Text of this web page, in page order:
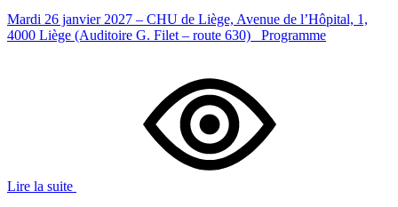
Mardi 26 janvier 2027 – CHU de Liège, Avenue de l’Hôpital, 1,
4000 Liège (Auditoire G. Filet – route 630) Programme
Lire la suite